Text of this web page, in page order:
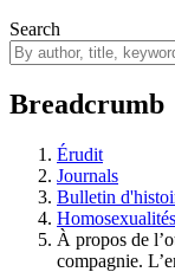
Search
Breadcrumb
Érudit
Journals
Bulletin
À propos de
compagnie.